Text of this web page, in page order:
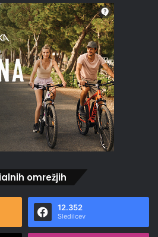
omrežjih
12.352
Sledilcev